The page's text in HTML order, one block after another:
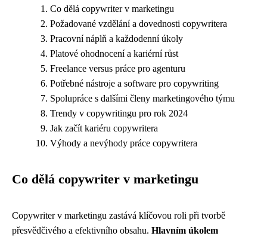
Co dělá copywriter v marketingu
Požadované vzdělání a dovednosti copywritera
Pracovní náplň a každodenní úkoly
Platové ohodnocení a kariérní růst
Freelance versus práce pro agenturu
Potřebné nástroje a software pro copywriting
Spolupráce s dalšími členy marketingového týmu
Trendy v copywritingu pro rok 2024
Jak začít kariéru copywritera
Výhody a nevýhody práce copywritera
Co dělá copywriter v marketingu
Copywriter v marketingu zastává klíčovou roli při tvorbě
přesvědčivého a efektivního obsahu. Hlavním úkolem